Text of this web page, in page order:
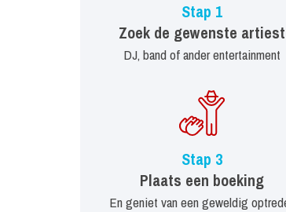
Stap 1
Zoek de gewenste artiest
DJ, band of ander entertainment
Stap 3
Plaats een boeking
En geniet van een geweldig